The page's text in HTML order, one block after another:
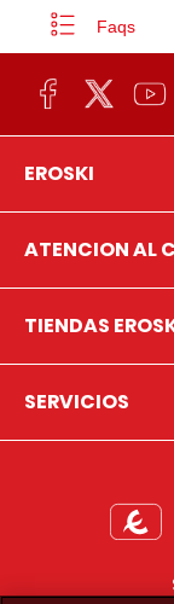
Faqs
EROSKI
ATENCION AL
TIENDAS
SERVICIOS